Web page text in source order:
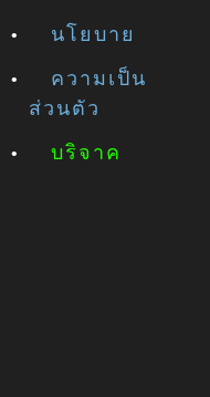
นโยบาย
ความเป็น
ส่วนตัว
บริจาค